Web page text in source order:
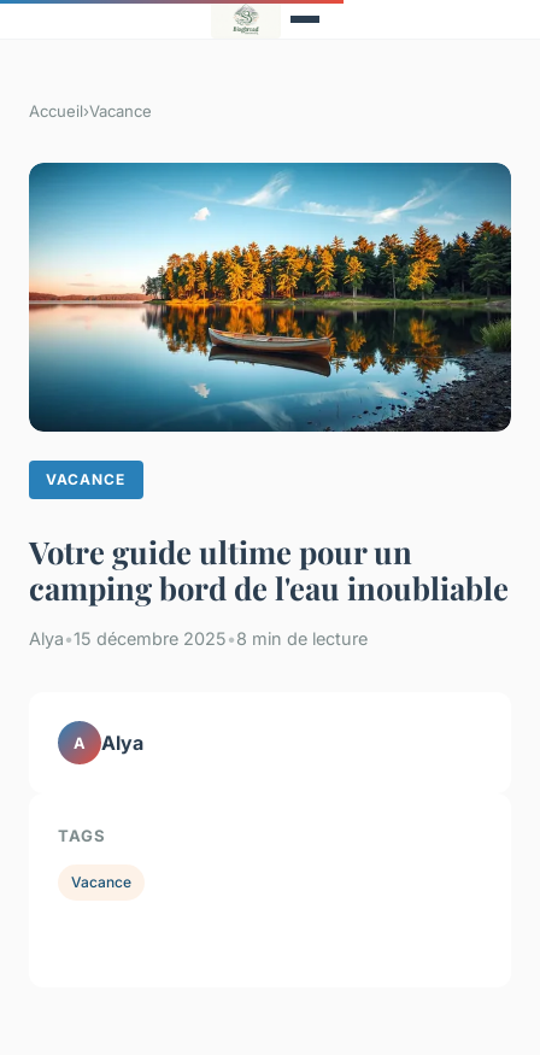
Accueil›Vacance
VACANCE
Votre guide ultime pour un
camping bord de l'eau inoubliable
Alya•15 décembre 2025•8 min de lecture
A Alya
TAGS
Vacance